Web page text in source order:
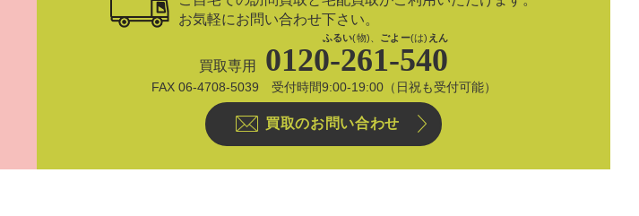
お気軽にお問い合わせ下さい。
ふるい(物)、 ごよー(は) えん
買取専用 0120-261-540
FAX 06-4708-5039 受付時間9:00-19:00（日祝も受付可能）
買取のお問い合わせ